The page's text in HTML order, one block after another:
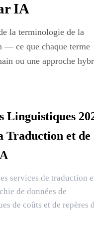
IA
la terminologie de la
— ce que chaque terme
ou une approche
Linguistiques
Traduction et de
services de traduction
de données de
de coûts et de repères